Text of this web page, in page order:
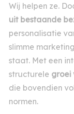
Wij helpen ze.
uit bestaande
personalisatie
slimme
staat. Met een
structurele groei
die bovendien
normen.